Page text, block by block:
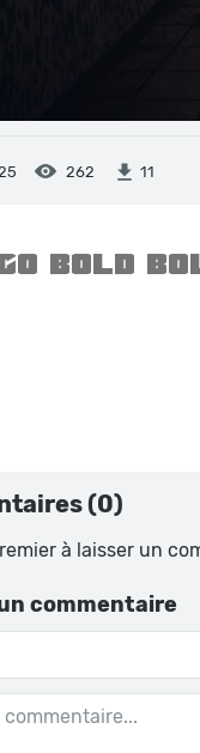
262 11
(0)
à laisser un
commentaire